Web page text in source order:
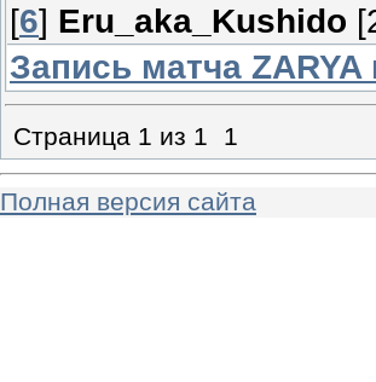
[6] Eru_aka_Kushido
Запись матча
Страница 1 из 1 1
Полная версия сайта